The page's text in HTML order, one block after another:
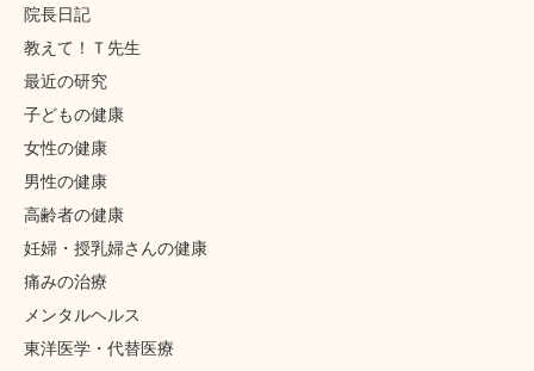
院長日記
教えて！Ｔ先生
最近の研究
子どもの健康
女性の健康
男性の健康
高齢者の健康
妊婦・授乳婦さんの健康
痛みの治療
メンタルヘルス
東洋医学・代替医療